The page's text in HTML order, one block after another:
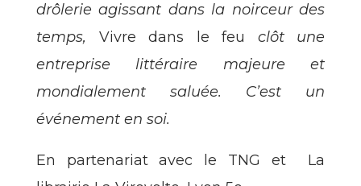
drôlerie agissant dans la noirceur des
temps, Vivre dans le feu clôt une
entreprise littéraire majeure et
mondialement saluée. C’est un
événement en soi.
En partenariat avec le TNG et La